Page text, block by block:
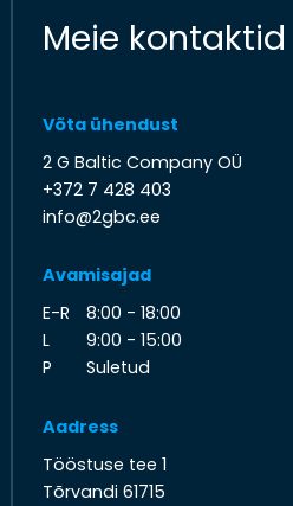
Meie kontaktid
Võta ühendust
2 G Baltic Company OÜ
+372 7 428 403
info@2gbc.ee
Avamisajad
E-R
8:00 - 18:00
L
9:00 - 15:00
P
Suletud
Aadress
Tööstuse tee 1
Tõrvandi 61715